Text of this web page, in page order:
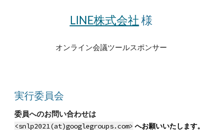
LINE株式会社 様
オンライン会議ツールスポンサー
実行委員会
<snlp2021(at)googlegroups.com> へお願いいたします。